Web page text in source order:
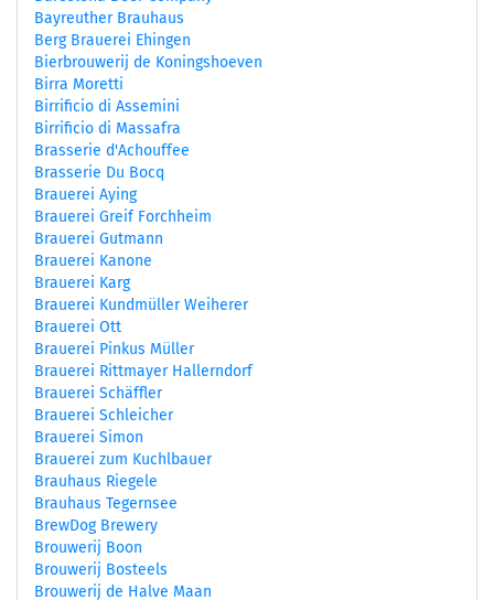
Bayreuther Brauhaus
Berg Brauerei Ehingen
Bierbrouwerij de Koningshoeven
Birra Moretti
Birrificio di Assemini
Birrificio di Massafra
Brasserie d'Achouffee
Brasserie Du Bocq
Brauerei Aying
Brauerei Greif Forchheim
Brauerei Gutmann
Brauerei Kanone
Brauerei Karg
Brauerei Kundmüller Weiherer
Brauerei Ott
Brauerei Pinkus Müller
Brauerei Rittmayer Hallerndorf
Brauerei Schäffler
Brauerei Schleicher
Brauerei Simon
Brauerei zum Kuchlbauer
Brauhaus Riegele
Brauhaus Tegernsee
BrewDog Brewery
Brouwerij Boon
Brouwerij Bosteels
Brouwerij de Halve Maan